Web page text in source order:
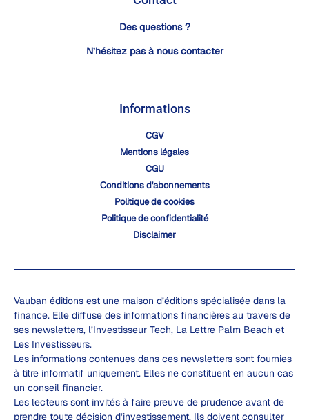
Des questions ?
N’hésitez pas à nous contacter
Informations
CGV
Mentions légales
CGU
Conditions d'abonnements
Politique de cookies
Politique de confidentialité
Disclaimer
Vauban éditions est une maison d’éditions spécialisée dans la
finance. Elle diffuse des informations financières au travers de
ses newsletters, l’Investisseur Tech, La Lettre Palm Beach et
Les Investisseurs.
Les informations contenues dans ces newsletters sont fournies
à titre informatif uniquement. Elles ne constituent en aucun cas
un conseil financier.
Les lecteurs sont invités à faire preuve de prudence avant de
prendre toute décision d’investissement. Ils doivent consulter